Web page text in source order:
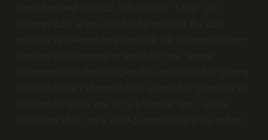
tarafından kabul edildikçe, halk arasında “kerata” gibi
kelimeler daha az argo olarak kabul edilebilir. Bu, dilin
evrimiyle ilgili önemli bir göstergedir. Dil, toplumun düşünce
yapısının ve değerlerinin bir aynasıdır. Yani, “kerata”
kelimesinin argo olmaktan çıkıp daha sıradan bir hale gelmesi,
toplumda bu tür ifadelerin daha az sorunlu hale gelmesiyle de
bağlantılıdır. Ancak yine de bu kelimenin “argo” sınıfına
girmediğini iddia etmek, oldukça tartışmalı bir görüş olabilir.